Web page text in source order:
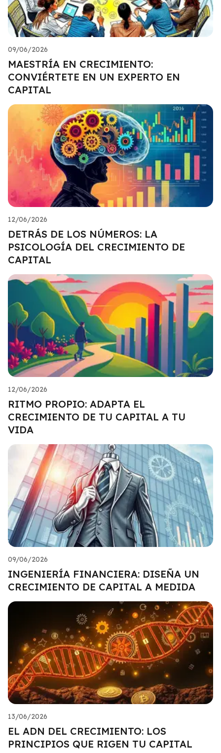
09/06/2026
MAESTRÍA EN CRECIMIENTO:
CONVIÉRTETE EN UN EXPERTO EN
CAPITAL
12/06/2026
DETRÁS DE LOS NÚMEROS: LA
PSICOLOGÍA DEL CRECIMIENTO DE
CAPITAL
12/06/2026
RITMO PROPIO: ADAPTA EL
CRECIMIENTO DE TU CAPITAL A TU
VIDA
09/06/2026
INGENIERÍA FINANCIERA: DISEÑA UN
CRECIMIENTO DE CAPITAL A MEDIDA
13/06/2026
EL ADN DEL CRECIMIENTO: LOS
PRINCIPIOS QUE RIGEN TU CAPITAL